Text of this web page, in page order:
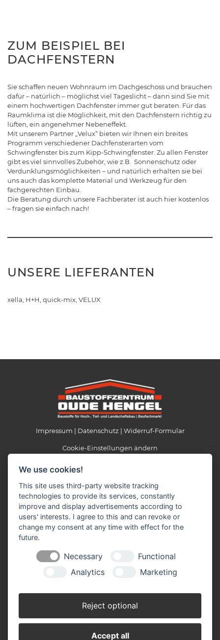
ZUM BEISPIEL BEI
DACHFENSTERN
Sie schaffen neuen Wohnraum im Dachgeschoss und brauchen
dafür – natürlich – möglichst viel Tageslicht – dann sind Sie mit
einem hochwertigen Dachfenster immer gut beraten. Für das
Raumklima ist die Möglichkeit, mit den Dachfenstern richtig zu
lüften, ein angenehmer Nebeneffekt.
Mit unserem Partner „Velux“ bieten wir Ihnen ein breites
Programm verschiedener Dachfensterarten vom
Schwingfenster bis zum Kipp-Schwingfenster. Zu allen Fenster
gibt es viel sinnvolles Zubehör, wie z.B. Sonnenschutz oder
Verdunklungsmöglichkeiten – und natürlich erhalten sie bei
uns auch das komplette Material und Werkzeug für den
fachgerechten Einbau.
Die Beratung durch unsere Fachberater ist auch hier kostenlos
– fragen sie einfach nach!
UNSERE LIEFERANTEN
xella, H+H, quick-mix, VELUX
Impressum Datenschutz Widerruf-Formular
Cookie-Einstellungen ändern
Baustoffzentrum Oude Hengel GmbH
Heidweg 2
41379 Brüggen
Telefon: 0 21 63 / 95 70 - 0
Telefax: 0 21 63 / 95 70 - 33
E-mail:info(at)oudehengel.de
Öffnungszeiten
Mo-Fr: 07.00 - 17.30 Uhr
Mo-Fr. 07.00 - 17.00 Uhr
Sa. 08.00 - 12.00 Uhr
Am 24.12., 31.12. und Karsamstag haben wir geschlossen.
We use cookies!
This site uses third-party website tracking
technologies to provide its services, constantly
improve and display advertisements according to
users' interests. I agree to this and can revoke or
change my consent at any time with effect for the
future.
Necessary
Functional
Analytics
Marketing
Reject optional
Accept all